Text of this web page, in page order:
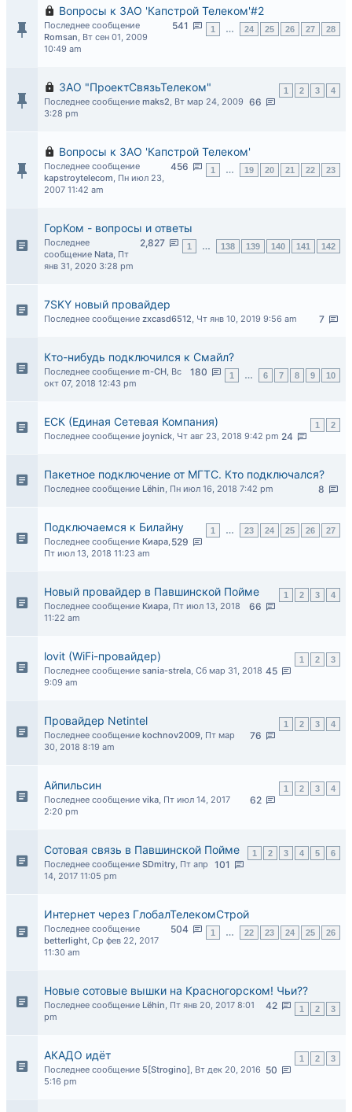
Вопросы к ЗАО 'Капстрой Телеком'#2
1 … 24 25 26 27 28
541
Последнее сообщение
Romsan, Вт сен 01, 2009
10:49 am
ЗАО "ПроектСвязьТелеком" 1 2 3 4
66
Последнее сообщение maks2, Вт мар 24, 2009
3:28 pm
Вопросы к ЗАО 'Капстрой Телеком'
1 … 19 20 21 22 23
456
Последнее сообщение
kapstroytelecom, Пн июл 23,
2007 11:42 am
ГорКом - вопросы и ответы
1 … 138 139 140 141 142
2,827
Последнее
сообщение Nata, Пт
янв 31, 2020 3:28 pm
7SKY новый провайдер
7
Последнее сообщение zxcasd6512, Чт янв 10, 2019 9:56 am
Кто-нибудь подключился к Смайл?
1 … 6 7 8 9 10
180
Последнее сообщение m-CH, Вс
окт 07, 2018 12:43 pm
ЕСК (Единая Сетевая Компания) 1 2
24
Последнее сообщение joynick, Чт авг 23, 2018 9:42 pm
Пакетное подключение от МГТС. Кто подключался?
8
Последнее сообщение Lёhin, Пн июл 16, 2018 7:42 pm
Подключаемся к Билайну 1 … 23 24 25 26 27
529
Последнее сообщение Киара,
Пт июл 13, 2018 11:23 am
Новый провайдер в Павшинской Пойме 1 2 3 4
66
Последнее сообщение Киара, Пт июл 13, 2018
11:22 am
lovit (WiFi-провайдер) 1 2 3
45
Последнее сообщение sania-strela, Сб мар 31, 2018
9:09 am
Провайдер Netintel 1 2 3 4
76
Последнее сообщение kochnov2009, Пт мар
30, 2018 8:19 am
Айпильсин 1 2 3 4
62
Последнее сообщение vika, Пт июл 14, 2017
2:20 pm
Сотовая связь в Павшинской Пойме 1 2 3 4 5 6
101
Последнее сообщение SDmitry, Пт апр
14, 2017 11:05 pm
Интернет через ГлобалТелекомСтрой
1 … 22 23 24 25 26
504
Последнее сообщение
betterlight, Ср фев 22, 2017
11:30 am
Новые сотовые вышки на Красногорском! Чьи??
1 2 3
42
Последнее сообщение Lёhin, Пт янв 20, 2017 8:01
pm
АКАДО идёт 1 2 3
50
Последнее сообщение 5[Strogino], Вт дек 20, 2016
5:16 pm